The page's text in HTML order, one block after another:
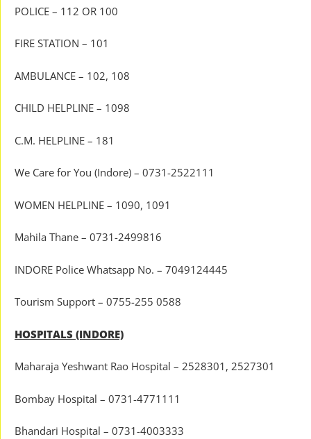
POLICE – 112 OR 100
FIRE STATION – 101
AMBULANCE – 102, 108
CHILD HELPLINE – 1098
C.M. HELPLINE – 181
We Care for You (Indore) – 0731-2522111
WOMEN HELPLINE – 1090, 1091
Mahila Thane – 0731-2499816
INDORE Police Whatsapp No. – 7049124445
Tourism Support – 0755-255 0588
HOSPITALS (INDORE)
Maharaja Yeshwant Rao Hospital – 2528301, 2527301
Bombay Hospital – 0731-4771111
Bhandari Hospital – 0731-4003333